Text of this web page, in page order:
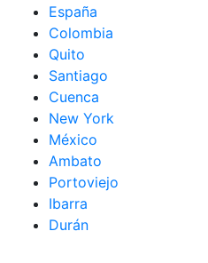
España
Colombia
Quito
Santiago
Cuenca
New York
México
Ambato
Portoviejo
Ibarra
Durán